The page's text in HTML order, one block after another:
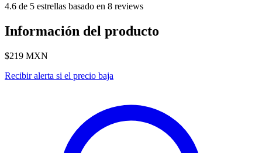
4.6 de 5 estrellas basado en 8 reviews
Información del producto
$219 MXN
Recibir alerta si el precio baja